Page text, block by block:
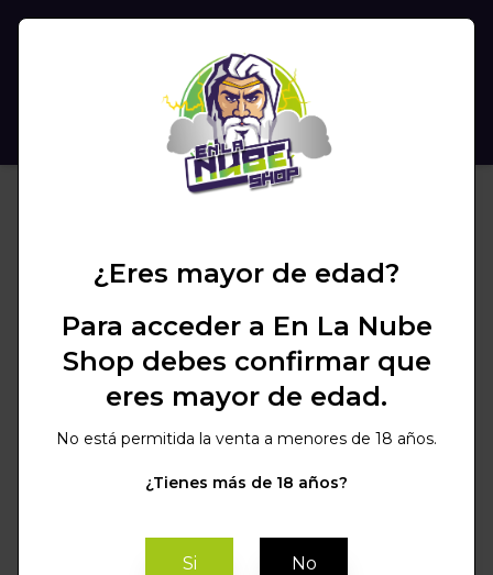
¿Eres mayor de edad?
Para acceder a En La Nube
Shop debes confirmar que
eres mayor de edad.
No está permitida la venta a menores de 18 años.
¿Tienes más de 18 años?
Si No